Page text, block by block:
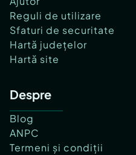
Reguli de utilizare
Sfaturi de securitate
Hartă județelor
Hartă site
Despre
Blog
ANPC
Termeni și condiții